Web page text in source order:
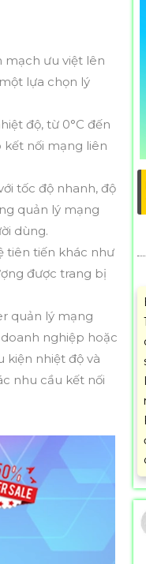
ưu việt lên
lựa chọn lý
độ, từ 0°C đến
nối mạng liên
tốc độ nhanh, độ
quản lý mạng
dùng.
tiên tiến khác như
được trang bị
quản lý mạng
nghiệp hoặc
kiện nhiệt độ và
nhu cầu kết nối